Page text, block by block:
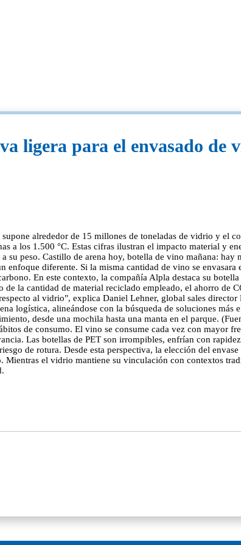
ligera para el envasado de
alrededor de 15 millones de toneladas de vidrio y el
a los 1.500 °C. Estas cifras ilustran el impacto material y
peso. Castillo de arena hoy, botella de vino mañana:
diferente. Si la misma cantidad de vino se envasara
En este contexto, la compañía Alpla destaca su
la cantidad de material reciclado empleado, el ahorro de
al vidrio", explica Daniel Lehner, global sales
logística, alineándose con la búsqueda de soluciones
desde una mochila hasta una manta en el parque.
de consumo. El vino se consume cada vez con mayor
Las botellas de PET son irrompibles, enfrían con
de rotura. Desde esta perspectiva, la elección del
Mientras el vidrio mantiene su vinculación con contextos